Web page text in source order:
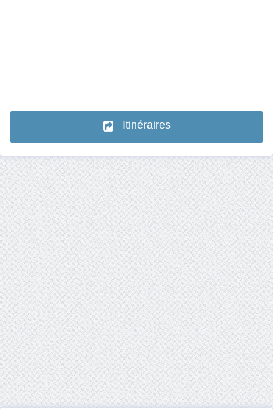
Itinéraires